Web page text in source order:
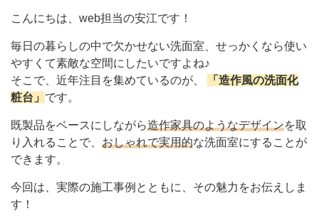
こんにちは、web担当の安江です！
毎日の暮らしの中で欠かせない洗面室、せっかくなら使い
やすくて素敵な空間にしたいですよね♪
そこで、近年注目を集めているのが、
「造作風の洗面化
粧台」 です。
既製品をベースにしながら造作家具のようなデザインを取
り入れることで、 おしゃれで実用的な洗面室にすることが
できます。
今回は、実際の施工事例とともに、その魅力をお伝えしま
す！